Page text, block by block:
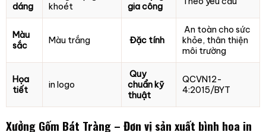
dáng
khoét
gia công
Màu
sắc
Màu trắng Đặc tính
An toàn cho sức
khỏe, thân thiện
môi trường
Họa
tiết
in logo
Quy
chuẩn kỹ
thuật
QCVN12-
4:2015/BYT
Xưởng Gốm Bát Tràng – Đơn vị sản xuất bình hoa in